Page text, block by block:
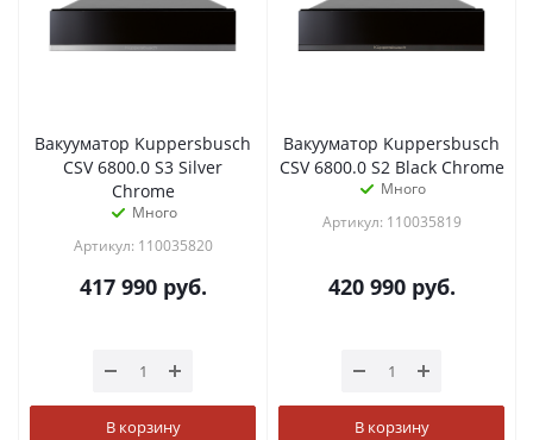
Вакууматор Kuppersbusch
CSV 6800.0 S3 Silver
Chrome
Много
Артикул: 110035820
417 990руб.
В корзину
Вакууматор Kuppersbusch
CSV 6800.0 S2 Black Chrome
Много
Артикул: 110035819
420 990руб.
В корзину